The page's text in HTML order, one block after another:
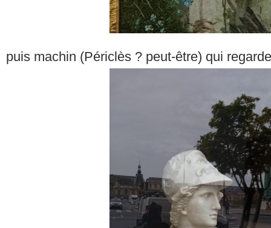
puis machin (Périclès ? peut-être) qui